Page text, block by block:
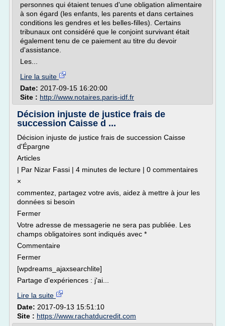
personnes qui étaient tenues d'une obligation alimentaire
à son égard (les enfants, les parents et dans certaines
conditions les gendres et les belles-filles). Certains
tribunaux ont considéré que le conjoint survivant était
également tenu de ce paiement au titre du devoir
d'assistance.
Les...
Lire la suite
Date: 2017-09-15 16:20:00
Site : http://www.notaires.paris-idf.fr
Décision injuste de justice frais de
succession Caisse d ...
Décision injuste de justice frais de succession Caisse
d'Épargne
Articles
| Par Nizar Fassi | 4 minutes de lecture | 0 commentaires
×
commentez, partagez votre avis, aidez à mettre à jour les
données si besoin
Fermer
Votre adresse de messagerie ne sera pas publiée. Les
champs obligatoires sont indiqués avec *
Commentaire
Fermer
[wpdreams_ajaxsearchlite]
Partage d'expériences : j'ai...
Lire la suite
Date: 2017-09-13 15:51:10
Site : https://www.rachatducredit.com